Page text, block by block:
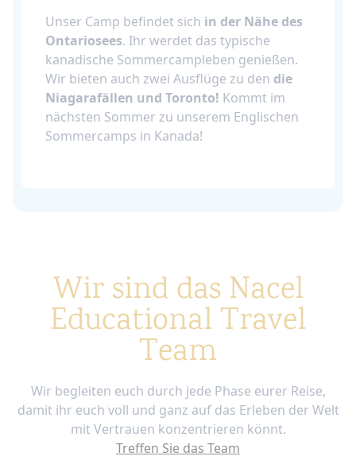
Unser Camp befindet sich in der Nähe des
Ontariosees. Ihr werdet das typische
kanadische Sommercampleben genießen.
Wir bieten auch zwei Ausflüge zu den die
Niagarafällen und Toronto! Kommt im
nächsten Sommer zu unserem Englischen
Sommercamps in Kanada!
Wir sind das Nacel
Educational Travel
Team
Wir begleiten euch durch jede Phase eurer Reise,
damit ihr euch voll und ganz auf das Erleben der Welt
mit Vertrauen konzentrieren könnt.
Treffen Sie das Team